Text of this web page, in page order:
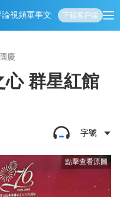
論視頻軍事文化 娛樂生活教育體
下載客戶端
慶
心 群星紅館
字號